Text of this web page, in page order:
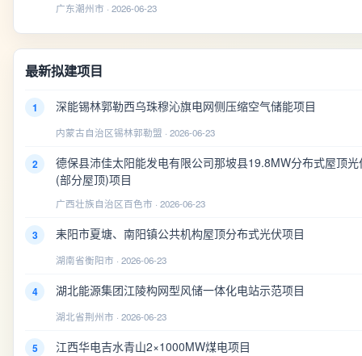
广东潮州市 · 2026-06-23
最新拟建项目
1 深能锡林郭勒西乌珠穆沁旗电网侧压缩空气储能项目
内蒙古自治区锡林郭勒盟 · 2026-06-23
2
德保县沛佳太阳能发电有限公司那坡县19.8MW分布式屋顶光
(部分屋顶)项目
广西壮族自治区百色市 · 2026-06-23
3 耒阳市夏塘、南阳镇公共机构屋顶分布式光伏项目
湖南省衡阳市 · 2026-06-23
4 湖北能源集团江陵构网型风储一体化电站示范项目
湖北省荆州市 · 2026-06-23
5 江西华电吉水青山2×1000MW煤电项目